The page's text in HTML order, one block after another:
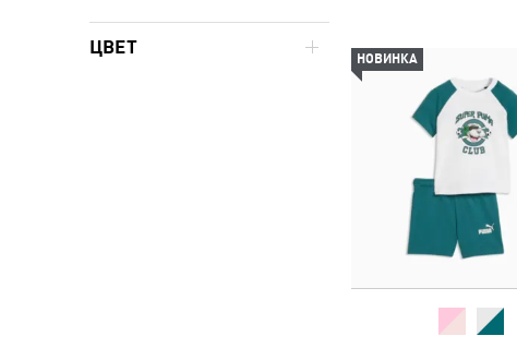
НОВИНКА
ЦВЕТ